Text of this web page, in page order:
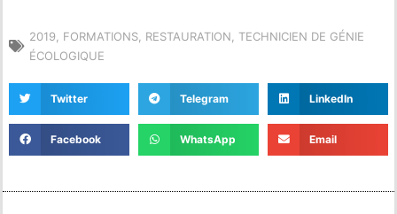
2019, FORMATIONS, RESTAURATION, TECHNICIEN DE GÉNIE
ÉCOLOGIQUE
Twitter Telegram LinkedIn
Facebook WhatsApp Email